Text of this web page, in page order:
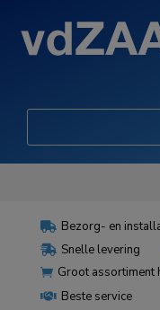
 Bezorg- en
 Snelle levering
 Groot assortiment
 Beste service